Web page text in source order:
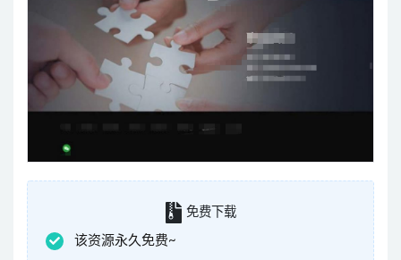
免费下载
该资源永久免费~